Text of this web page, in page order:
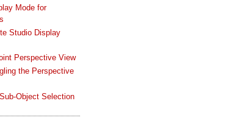
Mode for
Studio Display
Perspective View
the Perspective
Object Selection